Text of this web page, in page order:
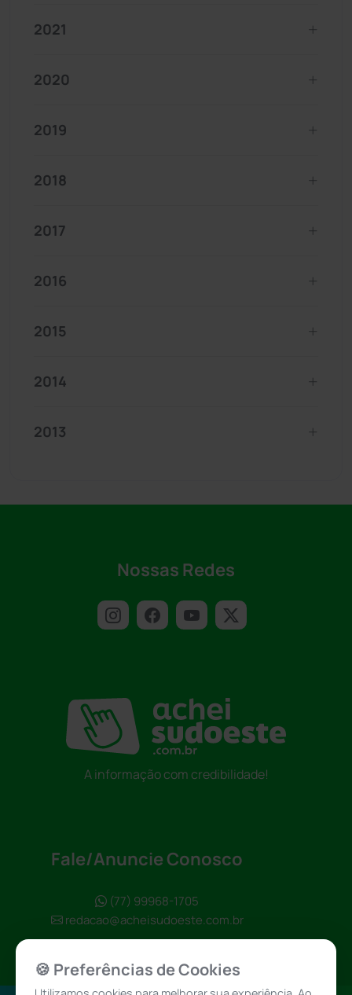
2021
2020
2019
2018
2017
2016
2015
2014
2013
Nossas Redes
A informação com credibilidade!
Fale/Anuncie Conosco
(77) 99968-1705
redacao@acheisudoeste.com.br
🍪 Preferências de Cookies